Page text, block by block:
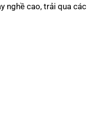
nghề cao, trải qua các